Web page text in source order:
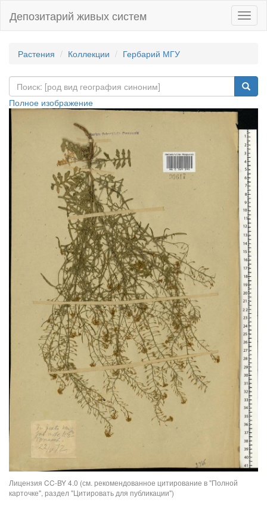
Депозитарий живых систем
Растения Коллекции Гербарий МГУ
Полное изображение
Лицензия CC-BY 4.0 (см. рекомендованное цитирование в "Полной
карточке", раздел "Цитировать для публикации")